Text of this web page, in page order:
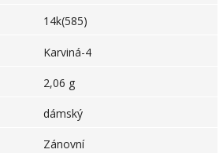
14k(585)
Karviná-4
2,06 g
dámský
Zánovní